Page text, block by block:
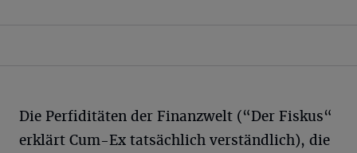
Die Perfiditäten der Finanzwelt (“Der Fiskus“
erklärt Cum-Ex tatsächlich verständlich), die